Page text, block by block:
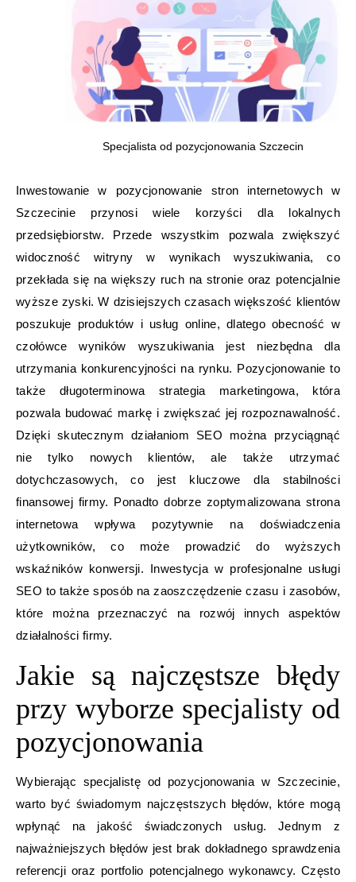
Specjalista od pozycjonowania Szczecin
Inwestowanie w pozycjonowanie stron internetowych w
Szczecinie przynosi wiele korzyści dla lokalnych
przedsiębiorstw. Przede wszystkim pozwala zwiększyć
widoczność witryny w wynikach wyszukiwania, co
przekłada się na większy ruch na stronie oraz potencjalnie
wyższe zyski. W dzisiejszych czasach większość klientów
poszukuje produktów i usług online, dlatego obecność w
czołówce wyników wyszukiwania jest niezbędna dla
utrzymania konkurencyjności na rynku. Pozycjonowanie to
także długoterminowa strategia marketingowa, która
pozwala budować markę i zwiększać jej rozpoznawalność.
Dzięki skutecznym działaniom SEO można przyciągnąć
nie tylko nowych klientów, ale także utrzymać
dotychczasowych, co jest kluczowe dla stabilności
finansowej firmy. Ponadto dobrze zoptymalizowana strona
internetowa wpływa pozytywnie na doświadczenia
użytkowników, co może prowadzić do wyższych
wskaźników konwersji. Inwestycja w profesjonalne usługi
SEO to także sposób na zaoszczędzenie czasu i zasobów,
które można przeznaczyć na rozwój innych aspektów
działalności firmy.
Jakie są najczęstsze błędy
przy wyborze specjalisty od
pozycjonowania
Wybierając specjalistę od pozycjonowania w Szczecinie,
warto być świadomym najczęstszych błędów, które mogą
wpłynąć na jakość świadczonych usług. Jednym z
najważniejszych błędów jest brak dokładnego sprawdzenia
referencji oraz portfolio potencjalnego wykonawcy. Często